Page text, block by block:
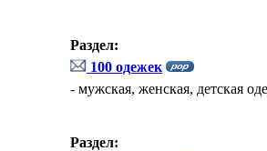
Раздел:
100 одежек
- мужская, женская, детская
Раздел: